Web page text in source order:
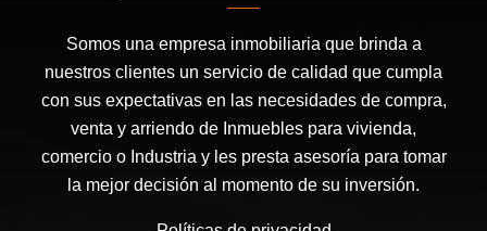
Somos una empresa inmobiliaria que brinda a
nuestros clientes un servicio de calidad que cumpla
con sus expectativas en las necesidades de compra,
venta y arriendo de Inmuebles para vivienda,
comercio o Industria y les presta asesoría para tomar
la mejor decisión al momento de su inversión.